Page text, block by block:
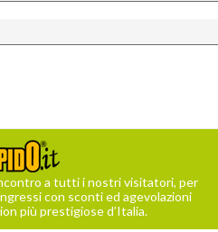
a tutti i nostri visitatori, per
con sconti ed agevolazioni
più prestigiose d’Italia.